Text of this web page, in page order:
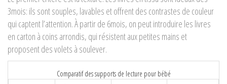
3mois: ils sont souples, lavables et offrent des contrastes de couleur
qui captent l’attention. À partir de 6mois, on peut introduire les livres
en carton à coins arrondis, qui résistent aux petites mains et
proposent des volets à soulever.
Comparatif des supports de lecture pour bébé